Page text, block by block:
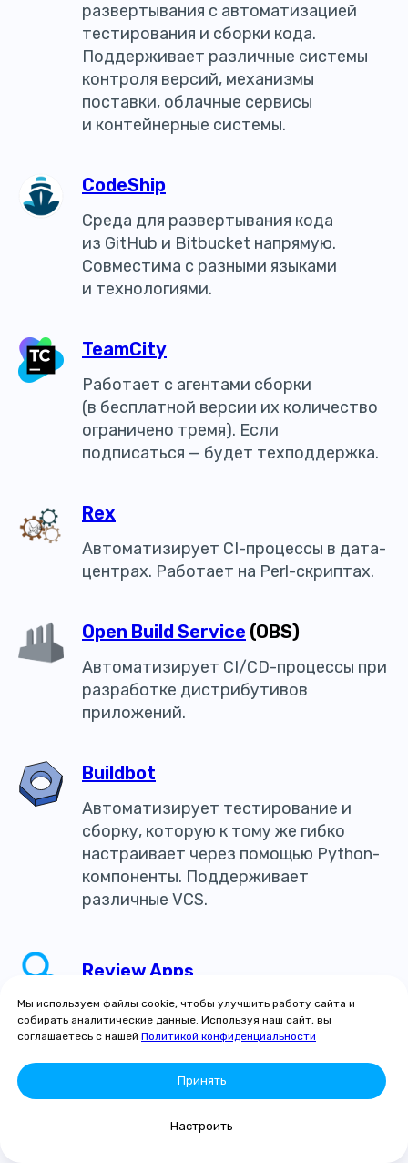
развертывания с автоматизацией
тестирования и сборки кода.
Поддерживает различные системы
контроля версий, механизмы
поставки, облачные сервисы
и контейнерные системы.
CodeShip
Среда для развертывания кода
из GitHub и Bitbucket напрямую.
Совместима с разными языками
и технологиями.
TeamCity
Работает с агентами сборки
(в бесплатной версии их количество
ограничено тремя). Если
подписаться — будет техподдержка.
Rex
Автоматизирует CI-процессы в дата-
центрах. Работает на Perl-скриптах.
Open Build Service (OBS)
Автоматизирует CI/CD-процессы при
разработке дистрибутивов
приложений.
Buildbot
Автоматизирует тестирование и
сборку, которую к тому же гибко
настраивает через помощью Python-
компоненты. Поддерживает
различные VCS.
Review Apps
Мы используем файлы cookie, чтобы улучшить работу сайта и
собирать аналитические данные. Используя наш сайт, вы
соглашаетесь с нашей Политикой конфиденциальности
Принять
Настроить